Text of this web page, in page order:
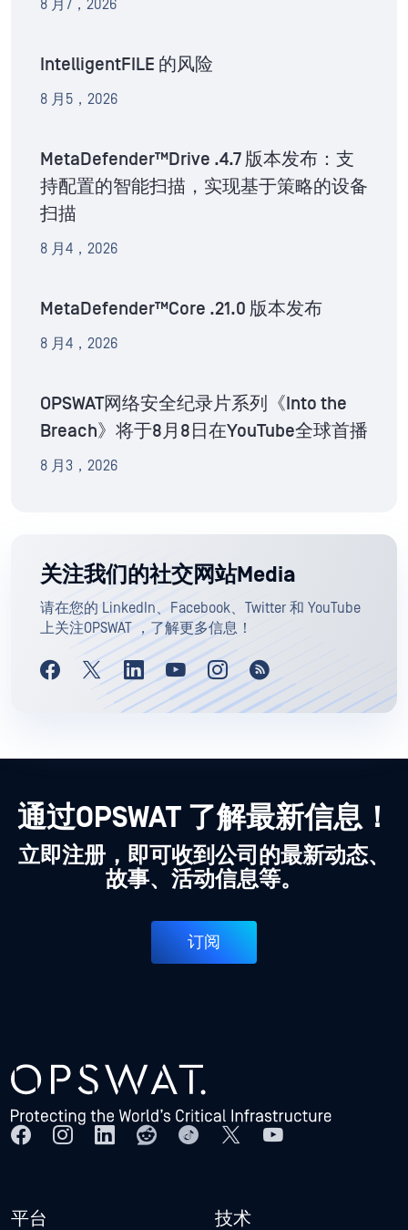
8 月7，2026
IntelligentFILE 的风险
8 月5，2026
MetaDefender™Drive .4.7 版本发布：支
持配置的智能扫描，实现基于策略的设备
扫描
8 月4，2026
MetaDefender™Core .21.0 版本发布
8 月4，2026
OPSWAT网络安全纪录片系列《Into the
Breach》将于8月8日在YouTube全球首播
8 月3，2026
关注我们的社交网站Media
请在您的 LinkedIn、Facebook、Twitter 和 YouTube
上关注OPSWAT ，了解更多信息！
通过OPSWAT 了解最新信息！
立即注册，即可收到公司的最新动态、
故事、活动信息等。
订阅
平台 技术